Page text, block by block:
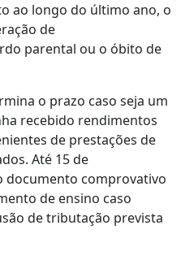
ao longo do último ano, o
de
parental ou o óbito de
o prazo caso seja um
recebido rendimentos
de prestações de
Até 15 de
documento comprovativo
de ensino caso
de tributação prevista